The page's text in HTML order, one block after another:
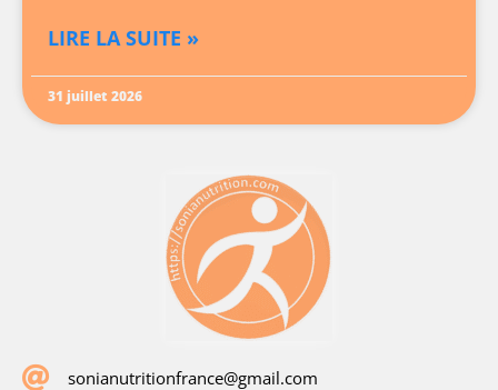
LIRE LA SUITE »
31 juillet 2026
sonianutritionfrance@gmail.com